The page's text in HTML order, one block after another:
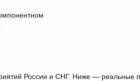
России и СНГ. Ниже — реальные